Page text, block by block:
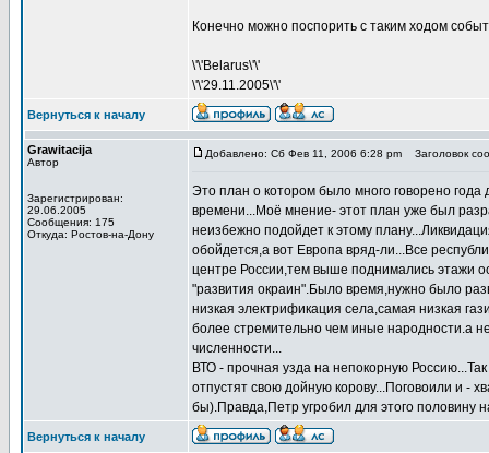
Конечно можно поспорить с таким ходом
\'\'Belarus\'\'
\'\'29.11.2005\'\'
Вернуться к началу
Grawitacija
Автор
Зарегистрирован:
29.06.2005
Сообщения: 175
Откуда: Ростов-на-Дону
Добавлено: Сб Фев 11, 2006 6:28 pm Заголовок
Это план о котором было много говорено
времени...Моё мнение- этот план уже был
неизбежно подойдет к этому
обойдется,а вот Европа вряд-ли...Все
центре России,тем выше поднимались этажи
"развития окраин".Было время,нужно было
низкая электрификация села,самая низкая
более стремительно чем иные народности.а
численности...
ВТО - прочная узда на непокорную
отпустят свою дойную корову...Поговоили и -
бы).Правда,Петр угробил для этого половину
Вернуться к началу